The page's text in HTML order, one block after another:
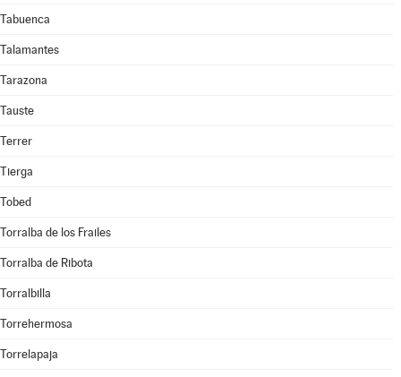
Tabuenca
Talamantes
Tarazona
Tauste
Terrer
Tierga
Tobed
Torralba de los Frailes
Torralba de Ribota
Torralbilla
Torrehermosa
Torrelapaja